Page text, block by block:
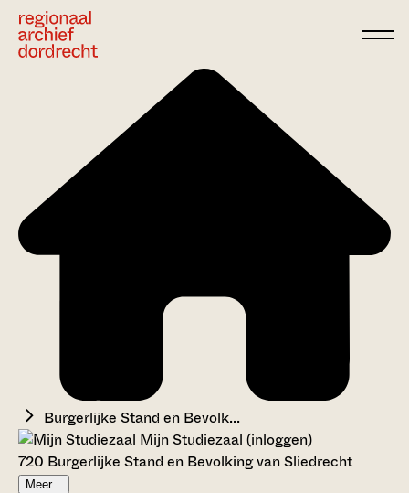
Burgerlijke Stand en Bevolk...
Mijn Studiezaal (inloggen)
720 Burgerlijke Stand en Bevolking van Sliedrecht
Meer...